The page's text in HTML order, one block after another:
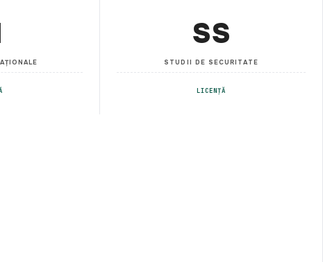
SS
STUDII DE SECURITATE
LICENȚĂ